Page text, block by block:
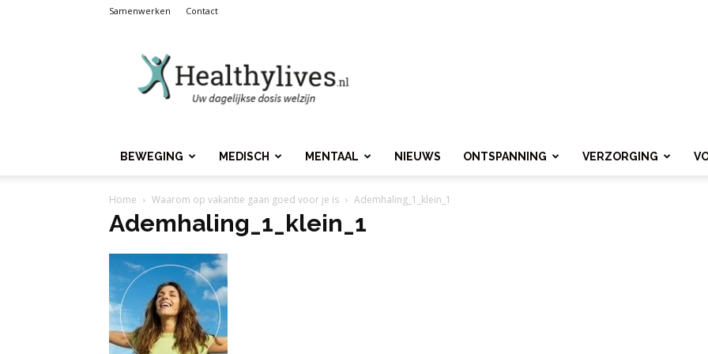
Samenwerken Contact
BEWEGING MEDISCH MENTAAL NIEUWS ONTSPANNING VERZORGING
Home Waarom op vakantie gaan goed voor je is Ademhaling_1_klein_1
Ademhaling_1_klein_1